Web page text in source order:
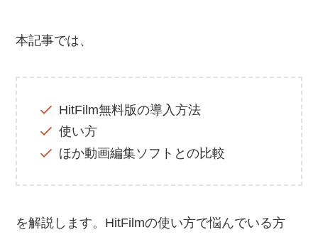
本記事では、
HitFilm無料版の導入方法
使い方
ほか動画編集ソフトとの比較
を解説します。HitFilmの使い方で悩んでいる方